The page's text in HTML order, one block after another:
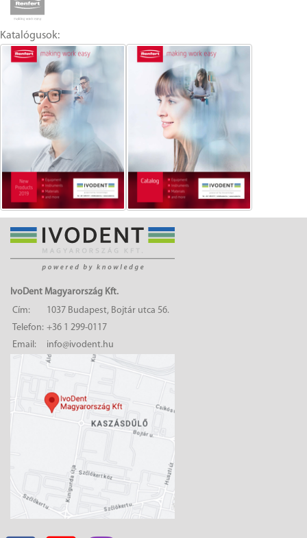
Katalógusok:
IvoDent Magyarország Kft.
Cím:
1037 Budapest, Bojtár utca 56.
Telefon: +36 1 299-0117
Email:
info@ivodent.hu